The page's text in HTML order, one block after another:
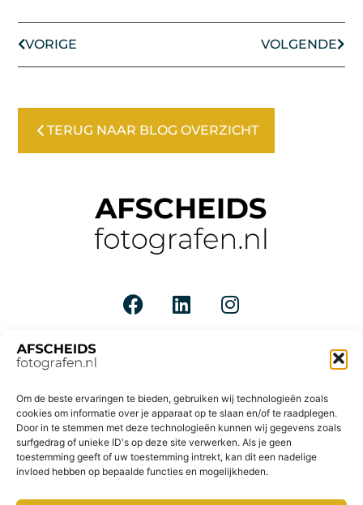
Om de beste ervaringen te bieden, gebruiken wij technologieën zoals
cookies om informatie over je apparaat op te slaan en/of te raadplegen.
Door in te stemmen met deze technologieën kunnen wij gegevens zoals
surfgedrag of unieke ID's op deze site verwerken. Als je geen
toestemming geeft of uw toestemming intrekt, kan dit een nadelige
invloed hebben op bepaalde functies en mogelijkheden.
VORIGE VOLGENDE
TERUG NAAR BLOG OVERZICHT